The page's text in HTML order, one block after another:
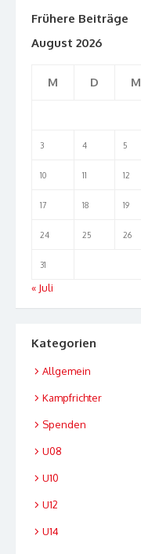
Frühere Beiträge
August 2026
M D M
3 4 5
10 11 12
17 18 19
24 25 26
31
« Juli
Kategorien
Allgemein
Kampfrichter
Spenden
U08
U10
U12
U14